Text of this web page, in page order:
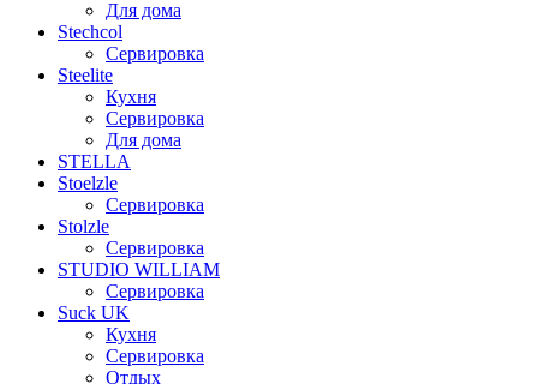
Для дома
Stechcol
Сервировка
Steelite
Кухня
Сервировка
Для дома
STELLA
Stoelzle
Сервировка
Stolzle
Сервировка
STUDIO WILLIAM
Сервировка
Suck UK
Кухня
Сервировка
Отдых